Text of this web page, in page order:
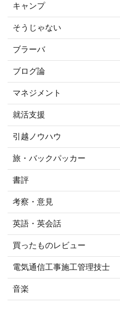
キャンプ
そうじゃない
ブラーバ
ブログ論
マネジメント
就活支援
引越ノウハウ
旅・バックパッカー
書評
考察・意見
英語・英会話
買ったものレビュー
電気通信工事施工管理技士
音楽